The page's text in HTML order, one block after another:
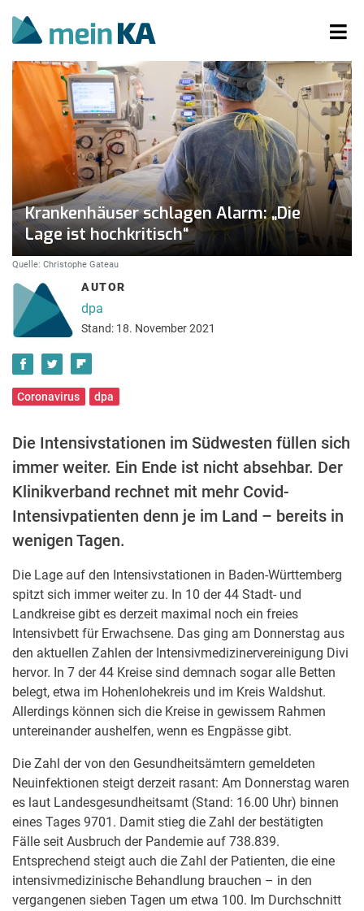
Krankenhäuser schlagen Alarm: „Die
Lage ist hochkritisch“
Quelle: Christophe Gateau
AUTOR
dpa
Stand: 18. November 2021
Coronavirus dpa
Die Intensivstationen im Südwesten füllen sich
immer weiter. Ein Ende ist nicht absehbar. Der
Klinikverband rechnet mit mehr Covid-
Intensivpatienten denn je im Land – bereits in
wenigen Tagen.
Die Lage auf den Intensivstationen in Baden-Württemberg
spitzt sich immer weiter zu. In 10 der 44 Stadt- und
Landkreise gibt es derzeit maximal noch ein freies
Intensivbett für Erwachsene. Das ging am Donnerstag aus
den aktuellen Zahlen der Intensivmedizinervereinigung Divi
hervor. In 7 der 44 Kreise sind demnach sogar alle Betten
belegt, etwa im Hohenlohekreis und im Kreis Waldshut.
Allerdings können sich die Kreise in gewissem Rahmen
untereinander aushelfen, wenn es Engpässe gibt.
Die Zahl der von den Gesundheitsämtern gemeldeten
Neuinfektionen steigt derzeit rasant: Am Donnerstag waren
es laut Landesgesundheitsamt (Stand: 16.00 Uhr) binnen
eines Tages 9701. Damit stieg die Zahl der bestätigten
Fälle seit Ausbruch der Pandemie auf 738.839.
Entsprechend steigt auch die Zahl der Patienten, die eine
intensivmedizinische Behandlung brauchen – in den
vergangenen sieben Tagen um etwa 100. Im Durchschnitt